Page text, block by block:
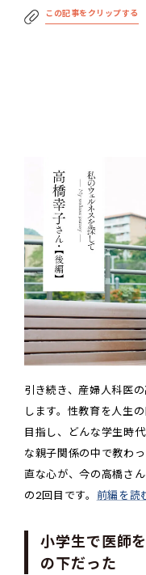
この記事をクリップする
引き続き、産婦人科医
します。性教育を人生
目指し、どんな学生時
な親子関係の中で教わ
直な心が、今の高橋さ
の2回目です。 前編を読
小学生で医師
の下だった